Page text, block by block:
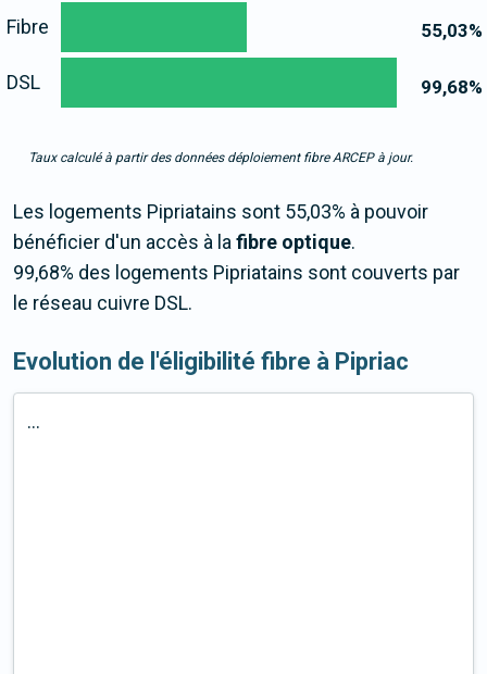
55,03%
99,68%
Fibre
DSL
Taux calculé à partir des données déploiement fibre ARCEP à jour.
Les logements Pipriatains sont 55,03% à pouvoir
bénéficier d'un accès à lafibre optique.
99,68% des logements Pipriatains sont couverts par
le réseau cuivre DSL.
Evolution de l'éligibilité fibre à Pipriac
...